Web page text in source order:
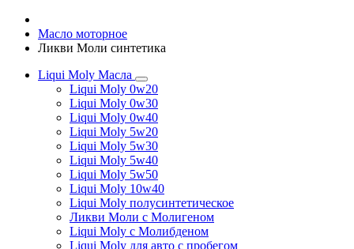
Масло моторное
Ликви Моли синтетика
Liqui Moly Масла
Liqui Moly 0w20
Liqui Moly 0w30
Liqui Moly 0w40
Liqui Moly 5w20
Liqui Moly 5w30
Liqui Moly 5w40
Liqui Moly 5w50
Liqui Moly 10w40
Liqui Moly полусинтетическое
Ликви Моли с Молигеном
Liqui Moly с Молибденом
Liqui Moly для авто с пробегом